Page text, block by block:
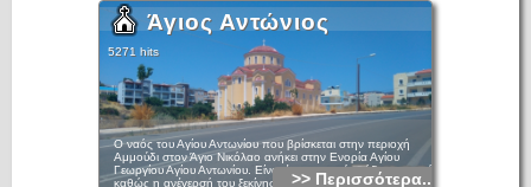
Άγιος Αντώνιος
5271 hits
Ο ναός του Αγίου Αντωνίου που βρίσκεται στην περιοχή
Αμμούδι στον Άγιο Νικόλαο ανήκει στην Ενορία Αγίου
Γεωργίου Αγίου Αντωνίου. Είναι ένας σχετικά νεόδμητος ναός
καθώς η ανέγερσή του ξεκίνησε το 2001 και τελείωσε το
>> Περισσότερα...